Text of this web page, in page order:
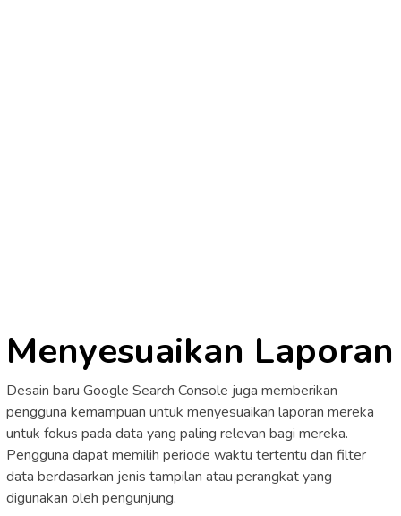
Menyesuaikan Laporan
Desain baru Google Search Console juga memberikan
pengguna kemampuan untuk menyesuaikan laporan mereka
untuk fokus pada data yang paling relevan bagi mereka.
Pengguna dapat memilih periode waktu tertentu dan filter
data berdasarkan jenis tampilan atau perangkat yang
digunakan oleh pengunjung.